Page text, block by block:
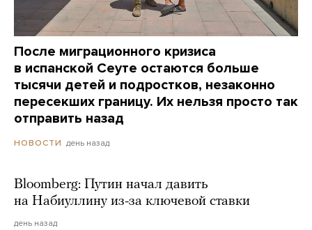
После миграционного кризиса
в испанской Сеуте остаются больше
тысячи детей и подростков, незаконно
пересекших границу. Их нельзя просто так
отправить назад
НОВОСТИ день назад
Bloomberg: Путин начал давить
на Набиуллину из-за ключевой ставки
день назад